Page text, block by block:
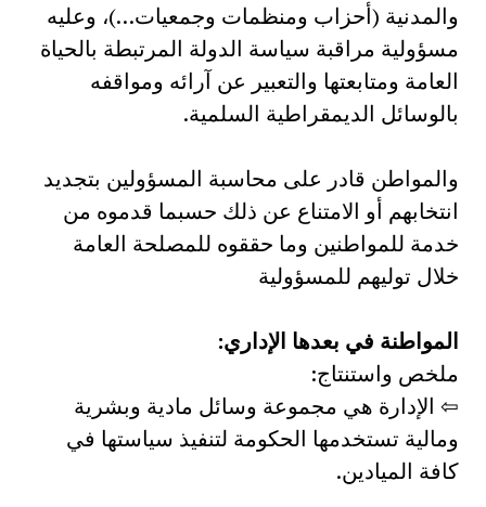
والمدنية (أحزاب ومنظمات وجمعيات…)، وعليه
مسؤولية مراقبة سياسة الدولة المرتبطة بالحياة
العامة ومتابعتها والتعبير عن آرائه ومواقفه
بالوسائل الديمقراطية السلمية.
والمواطن قادر على محاسبة المسؤولين بتجديد
انتخابهم أو الامتناع عن ذلك حسبما قدموه من
خدمة للمواطنين وما حققوه للمصلحة العامة
خلال توليهم للمسؤولية
المواطنة في بعدها الإداري:
ملخص واستنتاج:
⇦ الإدارة هي مجموعة وسائل مادية وبشرية
ومالية تستخدمها الحكومة لتنفيذ سياستها في
كافة الميادين.